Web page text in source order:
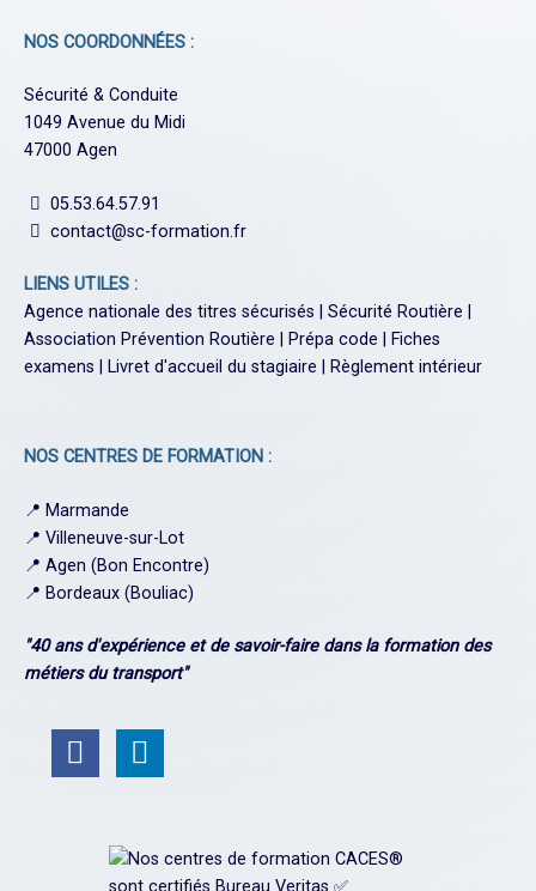
NOS COORDONNÉES :
Sécurité & Conduite
1049 Avenue du Midi
47000 Agen
05.53.64.57.91
contact@sc-formation.fr
LIENS UTILES :
Agence nationale des titres sécurisés
Sécurité Routière
Association Prévention Routière
Prépa code
Fiches
examens
Livret d'accueil du stagiaire Règlement intérieur
NOS CENTRES DE FORMATION :
📍 Marmande
📍 Villeneuve-sur-Lot
📍 Agen (Bon Encontre)
📍 Bordeaux (Bouliac)
"40 ans d'expérience et de savoir-faire dans la formation des
métiers du transport"